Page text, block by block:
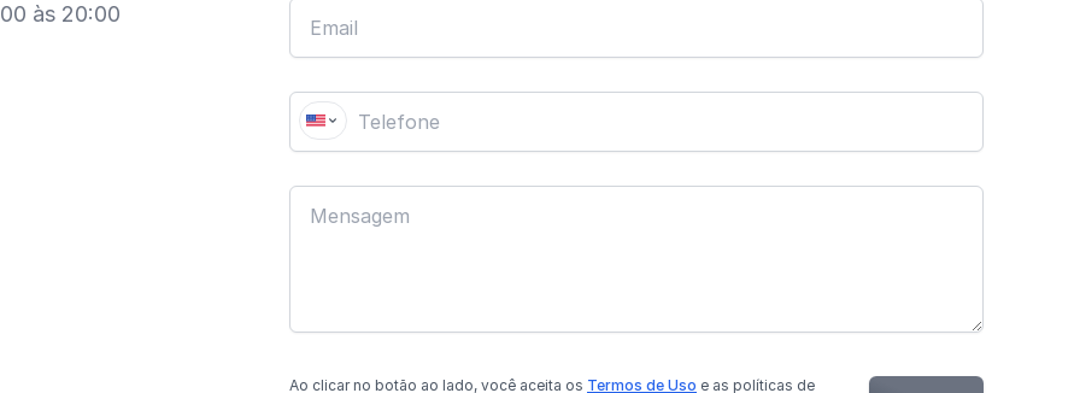
às 20:00
Ao clicar no botão ao lado, você aceita os Termos de Uso e as políticas de